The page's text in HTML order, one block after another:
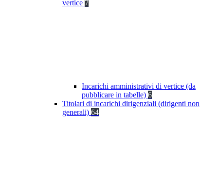
vertice 7
Incarichi amministrativi di vertice (da
pubblicare in tabelle) 6
Titolari di incarichi dirigenziali (dirigenti non
generali) 64